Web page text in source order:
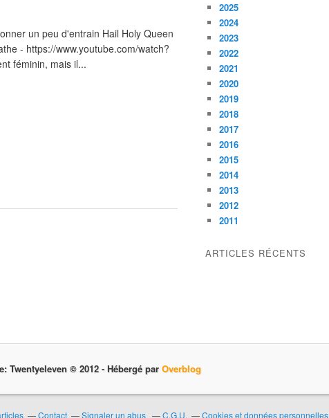
un peu d'entrain Hail Holy Queen
- https://www.youtube.com/watch?
féminin, mais il...
2025
2024
2023
2022
2021
2020
2019
2018
2017
2016
2015
2014
2013
2012
2011
ARTICLES RÉCENTS
Twentyeleven © 2012 - Hébergé par Overblog
Contact Signaler un abus C.G.U. Cookies et données personnelles